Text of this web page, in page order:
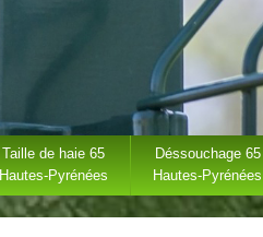
Taille de haie 65
Hautes-Pyrénées
Déssouchage 65
Hautes-Pyrénées